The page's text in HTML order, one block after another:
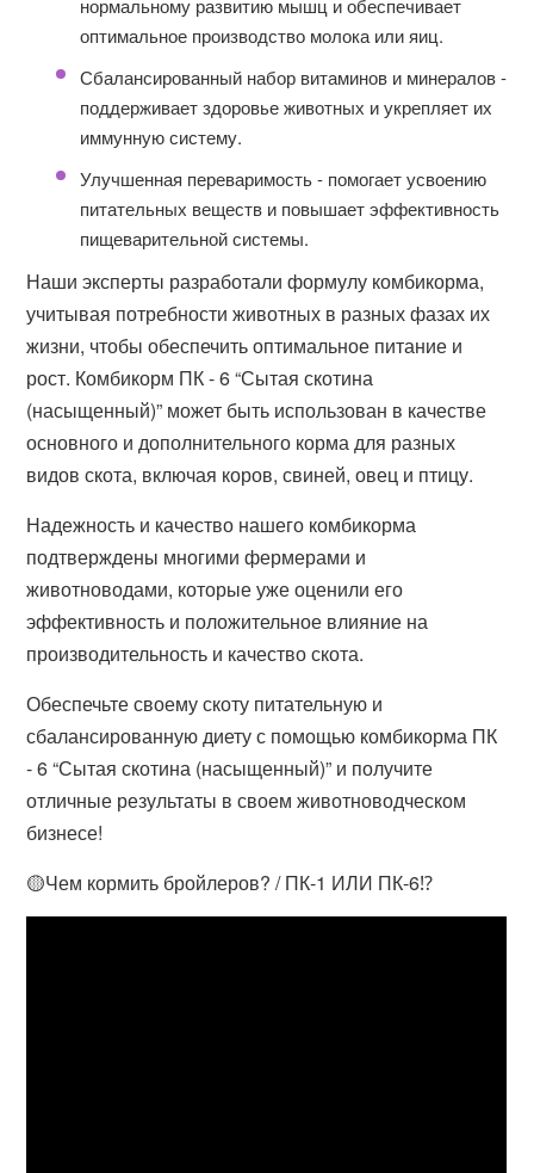
нормальному развитию мышц и обеспечивает
оптимальное производство молока или яиц.
Сбалансированный набор витаминов и минералов -
поддерживает здоровье животных и укрепляет их
иммунную систему.
Улучшенная переваримость - помогает усвоению
питательных веществ и повышает эффективность
пищеварительной системы.
Наши эксперты разработали формулу комбикорма,
учитывая потребности животных в разных фазах их
жизни, чтобы обеспечить оптимальное питание и
рост. Комбикорм ПК - 6 “Сытая скотина
(насыщенный)” может быть использован в качестве
основного и дополнительного корма для разных
видов скота, включая коров, свиней, овец и птицу.
Надежность и качество нашего комбикорма
подтверждены многими фермерами и
животноводами, которые уже оценили его
эффективность и положительное влияние на
производительность и качество скота.
Обеспечьте своему скоту питательную и
сбалансированную диету с помощью комбикорма ПК
- 6 “Сытая скотина (насыщенный)” и получите
отличные результаты в своем животноводческом
бизнесе!
🟡Чем кормить бройлеров? / ПК-1 ИЛИ ПК-6⁉️